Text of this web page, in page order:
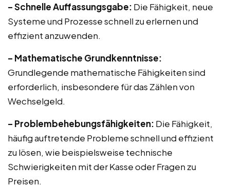
– Schnelle Auffassungsgabe: Die Fähigkeit, neue
Systeme und Prozesse schnell zu erlernen und
effizient anzuwenden.
– Mathematische Grundkenntnisse:
Grundlegende mathematische Fähigkeiten sind
erforderlich, insbesondere für das Zählen von
Wechselgeld.
– Problembehebungsfähigkeiten: Die Fähigkeit,
häufig auftretende Probleme schnell und effizient
zu lösen, wie beispielsweise technische
Schwierigkeiten mit der Kasse oder Fragen zu
Preisen.